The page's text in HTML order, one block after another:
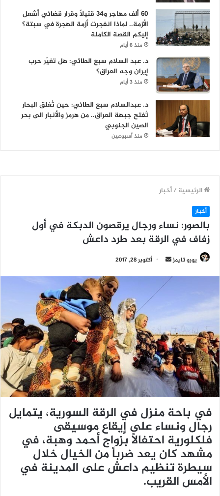
60 ألف مهاجر و34 قتيلاً وقرار قضائي أشعل
الأزمة.. لماذا انفجرت أزمة الهجرة في سبتة؟
إليكم القصة الكاملة
منذ 6 أيام
د. عبد السلام سبع الطائي: هل تغيّر حرب
إيران وجه العراق؟
منذ 3 أيام
د. عبدالسلام سبع الطائي: حين تُغلق البحار
تُفتح جبهة العراق.. من هرمز والأنبار الى بحر
الصين الجنوبي
منذ أسبوعين